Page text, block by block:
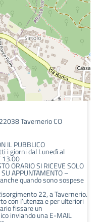
Tavernerio CO
IL PUBBLICO
i giorni dal Lunedì al
13.00
ORARIO SI RICEVE SOLO
APPUNTAMENTO –
quando sono sospese
22, a Tavernerio.
con l’utenza e per ulteriori
fissare un
inviando una E-MAIL